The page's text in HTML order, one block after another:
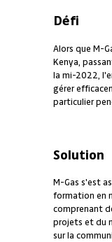
Défi
Alors que M-
Kenya,
la mi-2022,
gérer
particulier
Solution
M-Gas s'est
formation en
comprenant
projets et du
sur la